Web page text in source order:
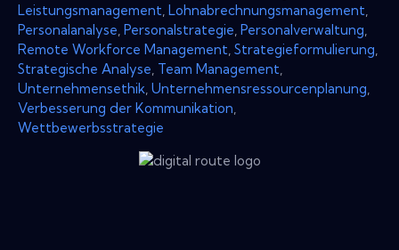
Leistungsmanagement Lohnabrechnungsmanagement
Personalanalyse Personalstrategie Personalverwaltung
Remote Workforce Management Strategieformulierung
Strategische Analyse Team Management
Unternehmensethik Unternehmensressourcenplanung
Verbesserung der Kommunikation
Wettbewerbsstrategie